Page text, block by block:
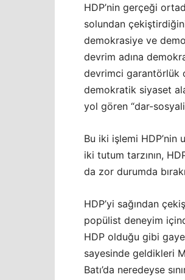
HDP’nin gerçeği
solundan
demokrasiye ve
devrim adına
devrimci garantörlük
demokratik siyaset
yol gören “dar-
Bu iki işlemi
iki tutum tarzının,
da zor durumda
HDP’yi sağından
popülist deneyim
HDP olduğu gibi
sayesinde geldikleri
Batı’da neredeyse